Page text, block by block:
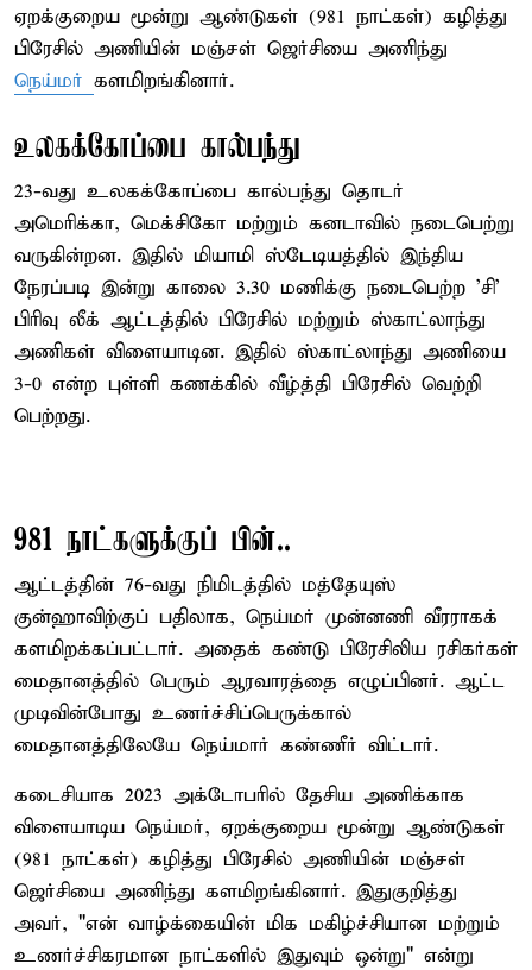
ஏறக்குறைய மூன்று ஆண்டுகள் (981 நாட்கள்) கழித்து
பிரேசில் அணியின் மஞ்சள் ஜெர்சியை அணிந்து
நெய்மர் களமிறங்கினார்.
உலகக்கோப்பை கால்பந்து
23-வது உலகக்கோப்பை கால்பந்து தொடர்
அமெரிக்கா, மெக்சிகோ மற்றும் கனடாவில் நடைபெற்று
வருகின்றன. இதில் மியாமி ஸ்டேடியத்தில் இந்திய
நேரப்படி இன்று காலை 3.30 மணிக்கு நடைபெற்ற 'சி'
பிரிவு லீக் ஆட்டத்தில் பிரேசில் மற்றும் ஸ்காட்லாந்து
அணிகள் விளையாடின. இதில் ஸ்காட்லாந்து அணியை
3-0 என்ற புள்ளி கணக்கில் வீழ்த்தி பிரேசில் வெற்றி
பெற்றது.
981 நாட்களுக்குப் பின்..
ஆட்டத்தின் 76-வது நிமிடத்தில் மத்தேயுஸ்
குன்ஹாவிற்குப் பதிலாக, நெய்மர் முன்னணி வீரராகக்
களமிறக்கப்பட்டார். அதைக் கண்டு பிரேசிலிய ரசிகர்கள்
மைதானத்தில் பெரும் ஆரவாரத்தை எழுப்பினர். ஆட்ட
முடிவின்போது உணர்ச்சிப்பெருக்கால்
மைதானத்திலேயே நெய்மார் கண்ணீர் விட்டார்.
கடைசியாக 2023 அக்டோபரில் தேசிய அணிக்காக
விளையாடிய நெய்மர், ஏறக்குறைய மூன்று ஆண்டுகள்
(981 நாட்கள்) கழித்து பிரேசில் அணியின் மஞ்சள்
ஜெர்சியை அணிந்து களமிறங்கினார். இதுகுறித்து
அவர், "என் வாழ்க்கையின் மிக மகிழ்ச்சியான மற்றும்
உணர்ச்சிகரமான நாட்களில் இதுவும் ஒன்று" என்று